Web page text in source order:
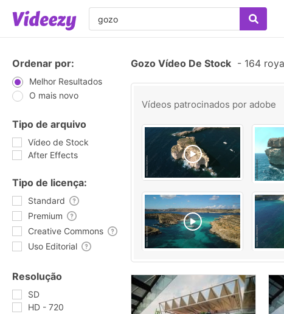
Ordenar por:
Melhor Resultados
O mais novo
Tipo de arquivo
Vídeo de Stock
After Effects
Tipo de licença:
Standard
Premium
Creative Commons
Uso Editorial
Resolução
SD
HD - 720
Gozo Vídeo De Stock - 164
Vídeos patrocinados por adobe